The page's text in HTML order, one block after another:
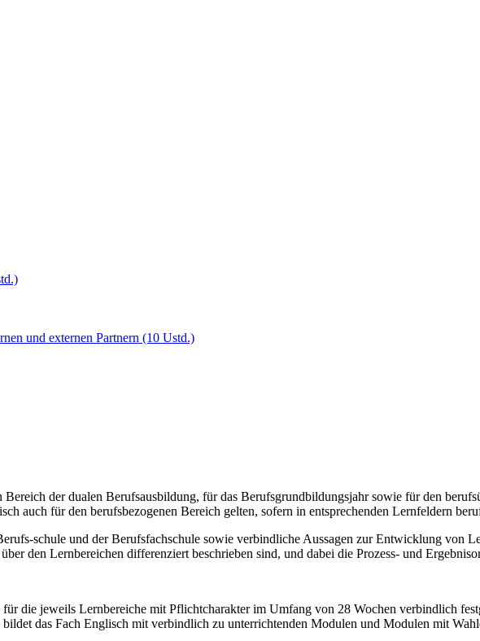
und externen Partnern (10 Ustd.)
der dualen Berufsausbildung, für das Berufsgrundbildungsjahr sowie für den
auch für den berufsbezogenen Bereich gelten, sofern in entsprechenden Lernfeldern
schule und der Berufsfachschule sowie verbindliche Aussagen zur Entwicklung von
den Lernbereichen differenziert beschrieben sind, und dabei die Prozess- und
die jeweils Lernbereiche mit Pflichtcharakter im Umfang von 28 Wochen verbindlich
das Fach Englisch mit verbindlich zu unterrichtenden Modulen und Modulen mit